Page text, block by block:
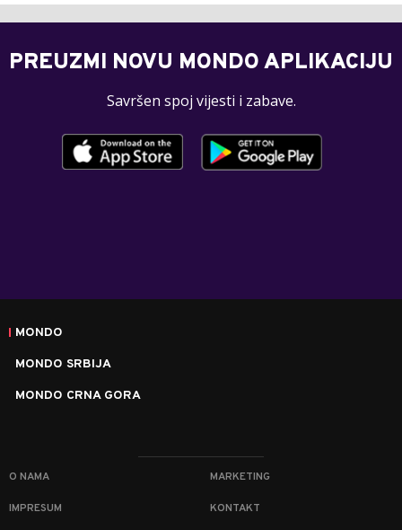
PREUZMI NOVU MONDO APLIKACIJU
Savršen spoj vijesti i zabave.
MONDO
MONDO SRBIJA
MONDO CRNA GORA
O NAMA MARKETING
IMPRESUM KONTAKT